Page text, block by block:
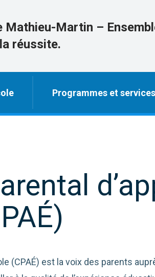
Mathieu-Martin –
réussite.
Programmes et services
(CPAÉ) est la voix des parents